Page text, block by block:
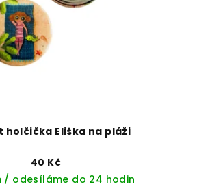
holčička Eliška na pláži
40 Kč
/ odesíláme do 24 hodin